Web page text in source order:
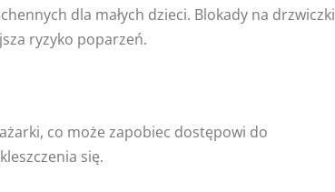
dla małych dzieci. Blokady na drzwiczki
ryzyko poparzeń.
co może zapobiec dostępowi do
się.